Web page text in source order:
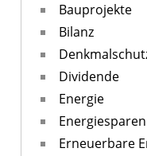
Bauprojekte
Bilanz
Dividende
Energie
Energiesparen
Erneuerbare